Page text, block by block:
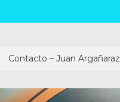
Contacto – Juan Argañaraz